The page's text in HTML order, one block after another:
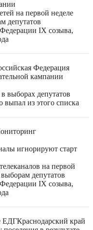
на первой неделе
депутатов
IX созыва,
Федерация
кампании
выборах депутатов
выпал из этого списка
игнорируют старт
на первой
депутатов
IX созыва,
ЕДГКраснодарский край